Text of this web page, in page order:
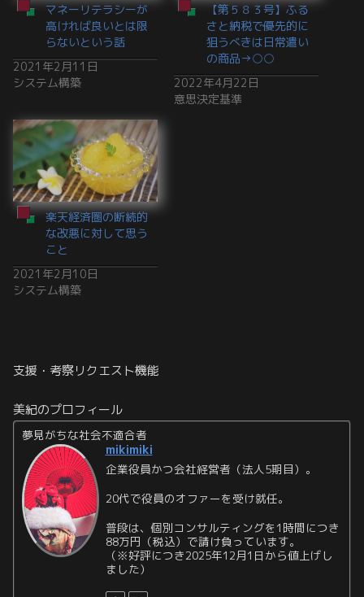
マネーリテラシーが
高ければ良いとは限
らないという話
2021年2月11日
システム構築
【第５８３号】ふる
さと納税で優先的に
狙うべきは日常遣い
の商品→○○
2022年4月22日
意思決定基準
楽天経済圏の断続的
な改悪に対して思う
こと
2021年2月10日
システム構築
支援・考察リクエスト機能
美紀のプロフィール
夢見がちな社会不適合者
mikimiki
企業役員かつ会社経営者（法人5期目）。
20代で役員のオファーを受け就任。
普段は、個別コンサルティングを1時間につき
88万円（税込）で請け負っています。
（※好評につき2025年12月1日から値上げし
ました）